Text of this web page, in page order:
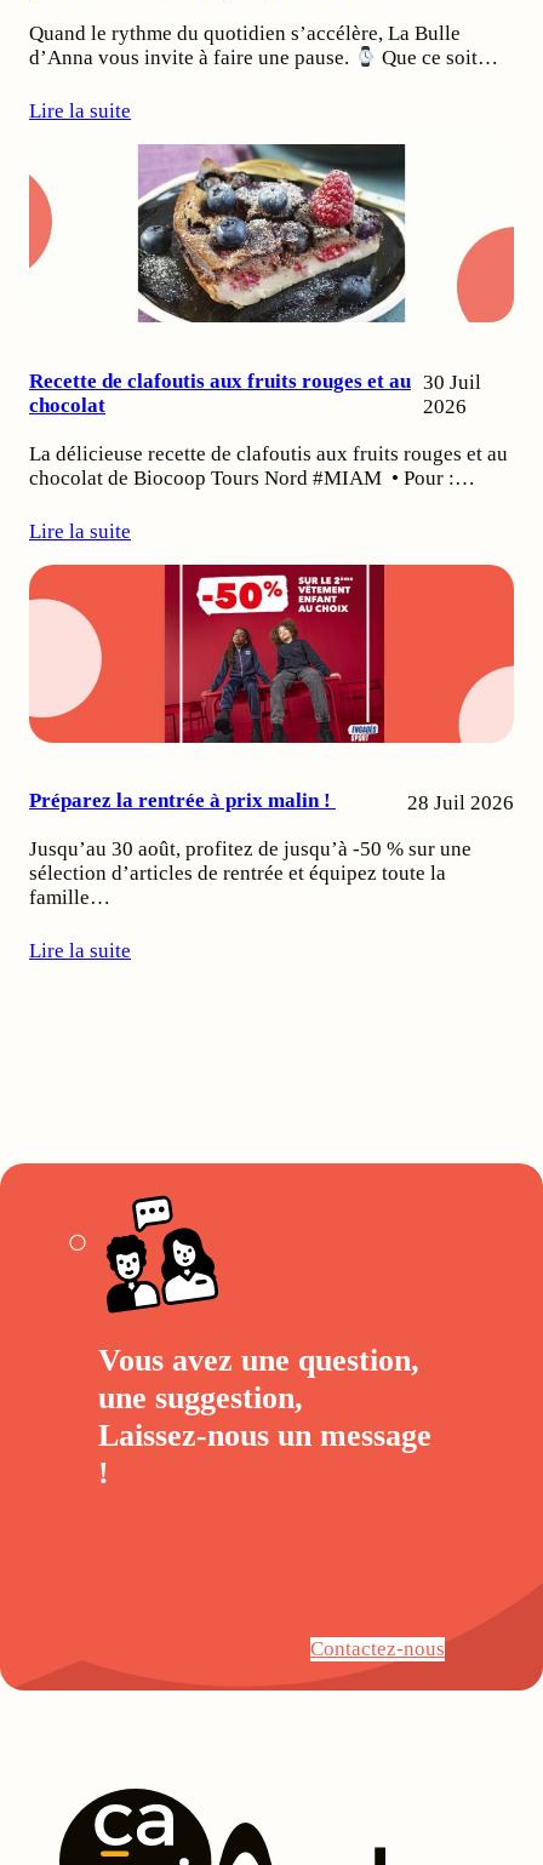
Quand le rythme du quotidien s’accélère, La Bulle
d’Anna vous invite à faire une pause.
Que ce soit…
Lire la suite
Recette de clafoutis aux fruits rouges et au
chocolat
30 Juil
2026
La délicieuse recette de clafoutis aux fruits rouges et au
chocolat de Biocoop Tours Nord #MIAM • Pour :…
Lire la suite
Préparez la rentrée à prix malin ! 28 Juil 2026
Jusqu’au 30 août, profitez de jusqu’à -50 % sur une
sélection d’articles de rentrée et équipez toute la
famille…
Lire la suite
Vous avez une question,
une suggestion,
Laissez-nous un message
!
Contactez-nous